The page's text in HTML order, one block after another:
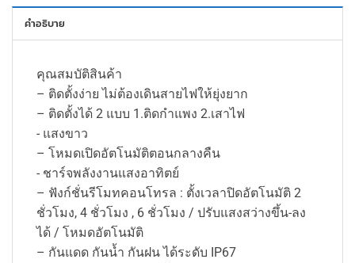
คำอธิบาย
คุณสมบัติสินค้า
– ติดตั้งง่าย ไม่ต้องเดินสายไฟให้ยุ่งยาก
– ติดตั้งได้ 2 แบบ 1.ติดกำแพง 2.เสาไฟ
​​​​​​​- แสงขาว
– โหมดเปิดอัตโนมัติตอนกลางคืน
​​​​​​​​​​​​​​- ชาร์จพลังงานแสงอาทิตย์
– ฟังก์ชั่นรีโมทคอนโทรล : ตั้งเวลาปิดอัตโนมัติ 2
ชั่วโมง, 4 ชั่วโมง , 6 ชั่วโมง / ปรับแสงสว่างขึ้น-ลง
ได้ / โหมดอัตโนมัติ
– กันแดด กันน้ำ กันฝน ได้ระดับ IP67